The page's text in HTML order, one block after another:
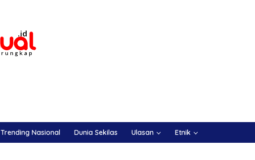
Trending Nasional Dunia Sekilas Ulasan Etnik